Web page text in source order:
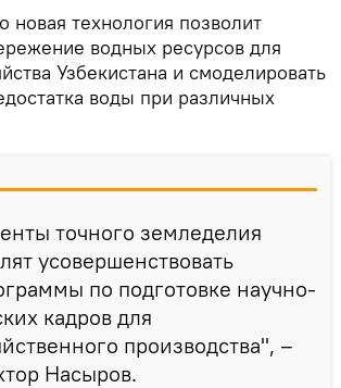
новая технология позволит
водных ресурсов для
Узбекистана и смоделировать
воды при различных
точного земледелия
усовершенствовать
по подготовке научно-
кадров для
производства", –
Насыров.